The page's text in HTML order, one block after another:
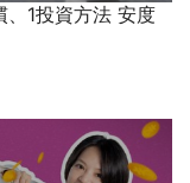
1投資方法 安度